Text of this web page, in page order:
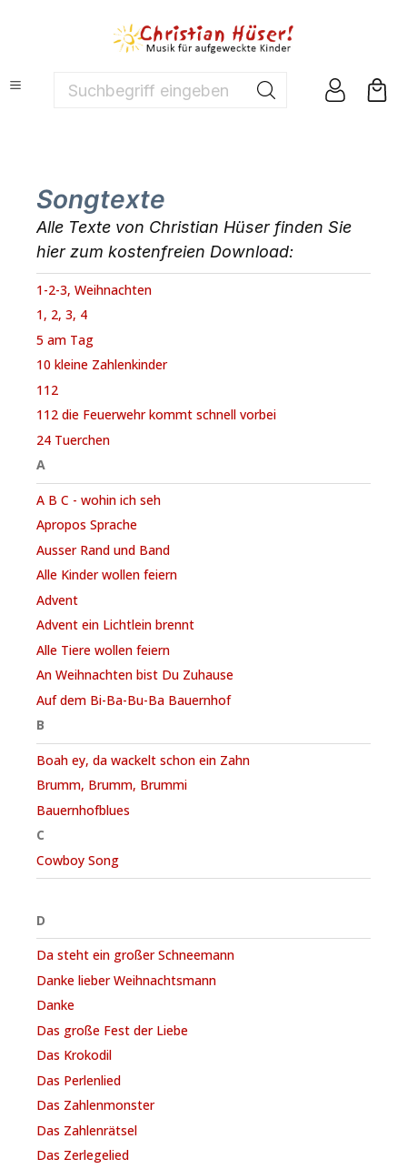
Suchbegriff eingeben ...
Songtexte
Alle Texte von Christian Hüser finden Sie
hier zum kostenfreien Download:
1-2-3, Weihnachten
1, 2, 3, 4
5 am Tag
10 kleine Zahlenkinder
112
112 die Feuerwehr kommt schnell vorbei
24 Tuerchen
A
A B C - wohin ich seh
Apropos Sprache
Ausser Rand und Band
Alle Kinder wollen feiern
Advent
Advent ein Lichtlein brennt
Alle Tiere wollen feiern
An Weihnachten bist Du Zuhause
Auf dem Bi-Ba-Bu-Ba Bauernhof
B
Boah ey, da wackelt schon ein Zahn
Brumm, Brumm, Brummi
Bauernhofblues
C
Cowboy Song
D
Da steht ein großer Schneemann
Danke lieber Weihnachtsmann
Danke
Das große Fest der Liebe
Das Krokodil
Das Perlenlied
Das Zahlenmonster
Das Zahlenrätsel
Das Zerlegelied